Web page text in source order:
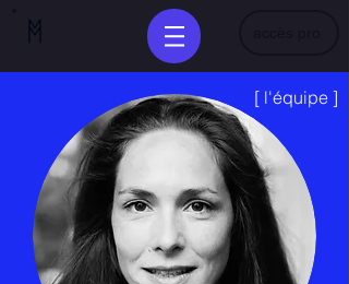
[ l'équipe ]